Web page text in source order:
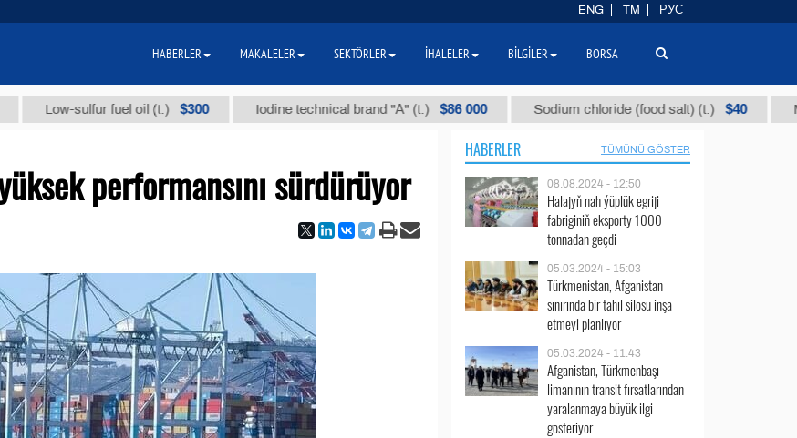
Low-sulfur fuel oil (t.) $300 Iodine technical brand "А" (t.) $86 000 Sodium chloride (food salt) (t.) $40 Mixed
performansını sürdürüyor
HABERLER TÜMÜNÜ GÖSTER
08.08.2024 - 12:50
Halajyň nah ýüplük egriji
fabriginiň eksporty 1000
tonnadan geçdi
05.03.2024 - 15:03
Türkmenistan, Afganistan
sınırında bir tahıl silosu inşa
etmeyi planlıyor
05.03.2024 - 11:43
Afganistan, Türkmenbaşı
limanının transit fırsatlarından
yaralanmaya büyük ilgi
gösteriyor
ENG TM РУС
HABERLER MAKALELER SEKTÖRLER İHALELER BILGILER BORSA